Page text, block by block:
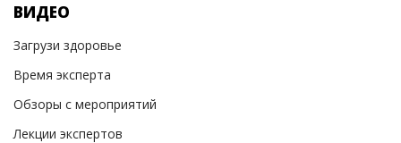
ВИДЕО
Загрузи здоровье
Время эксперта
Обзоры с мероприятий
Лекции экспертов